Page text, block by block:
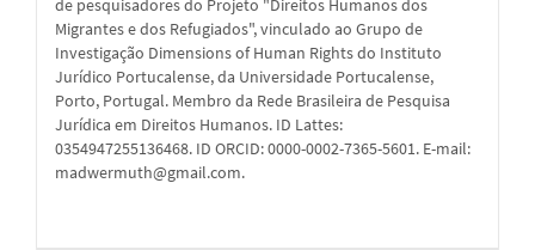
Migrantes e dos Refugiados", vinculado ao Grupo de
Investigação Dimensions of Human Rights do Instituto
Jurídico Portucalense, da Universidade Portucalense,
Porto, Portugal. Membro da Rede Brasileira de Pesquisa
Jurídica em Direitos Humanos. ID Lattes:
0354947255136468. ID ORCID: 0000-0002-7365-5601. E-mail:
madwermuth@gmail.com.